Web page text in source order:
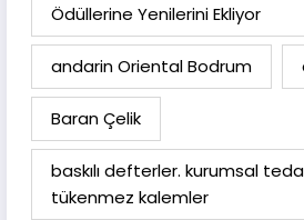
Ödüllerine Yenilerini Ekliyor
andarin Oriental Bodrum
Baran Çelik
baskılı defterler. kurumsal
tükenmez kalemler